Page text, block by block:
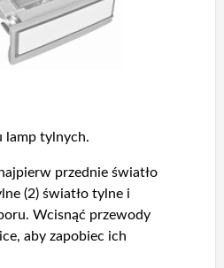
lamp tylnych.
przednie światło
(2) światło tylne i
Wcisnąć przewody
aby zapobiec ich